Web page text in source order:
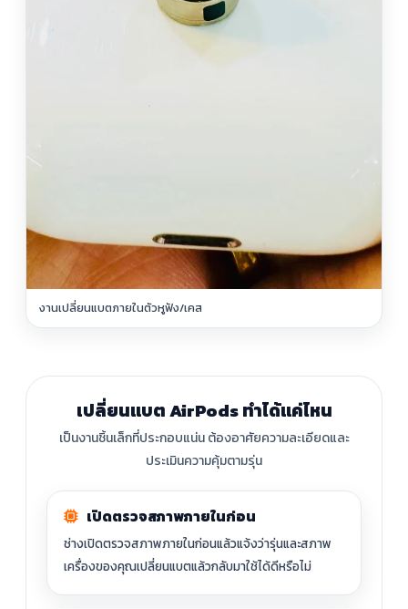
งานเปลี่ยนแบตภายในตัวหูฟัง/เคส
เปลี่ยนแบต AirPods ทำได้แค่ไหน
เป็นงานชิ้นเล็กที่ประกอบแน่น ต้องอาศัยความละเอียดและ
ประเมินความคุ้มตามรุ่น
เปิดตรวจสภาพภายในก่อน
ช่างเปิดตรวจสภาพภายในก่อนแล้วแจ้งว่ารุ่นและสภาพ
เครื่องของคุณเปลี่ยนแบตแล้วกลับมาใช้ได้ดีหรือไม่